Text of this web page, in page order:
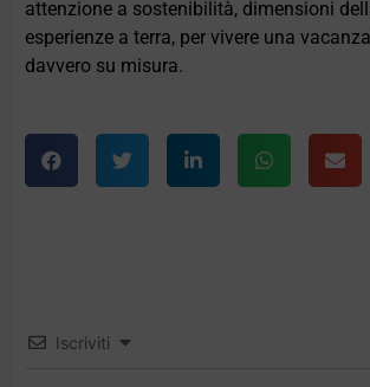
attenzione a sostenibilità, dimensioni
esperienze a terra, per vivere una
davvero su misura.
Iscriviti